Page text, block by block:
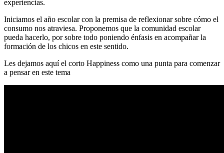
experiencias.
Iniciamos el año escolar con la premisa de reflexionar sobre cómo el
consumo nos atraviesa. Proponemos que la comunidad escolar
pueda hacerlo, por sobre todo poniendo énfasis en acompañar la
formación de los chicos en este sentido.
Les dejamos aquí el corto Happiness como una punta para comenzar
a pensar en este tema